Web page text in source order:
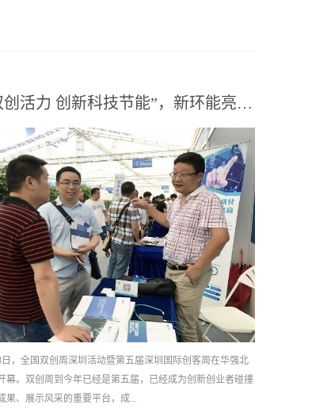
标、用能报告输出等功能，帮助用能单位实现可视化、智
盲点。能源采集软件和能源上报软件是能源管理软件的配
控制系统 通过对运行参数的实时监控，冷却回水温度、
化控制逻辑；利用控制逻辑输出对水泵、冷却塔风机、阀“汇聚双创活力 创新科技节能”，新环能亮相2019“双创周福田高科馆”活动
日，全国双创周深圳活动暨第五届深圳国际创客周在华强北
幕。双创周到今年已经是第五届，已经成为创新创业者碰撞
果、展示风采的重要平台，成...